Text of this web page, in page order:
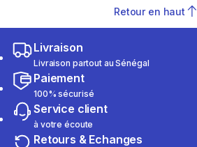
Retour en haut
Livraison
Livraison partout au Sénégal
Paiement
100% sécurisé
Service client
à votre écoute
Retours & Echanges